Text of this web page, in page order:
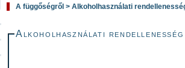
A függőségről > Alkoholhasználati
Alkoholhasználati